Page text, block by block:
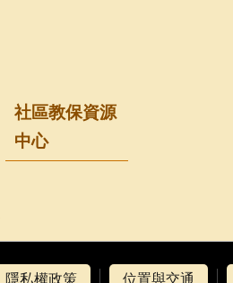
社區教保資源
中心
隱私權政策 位置與交通